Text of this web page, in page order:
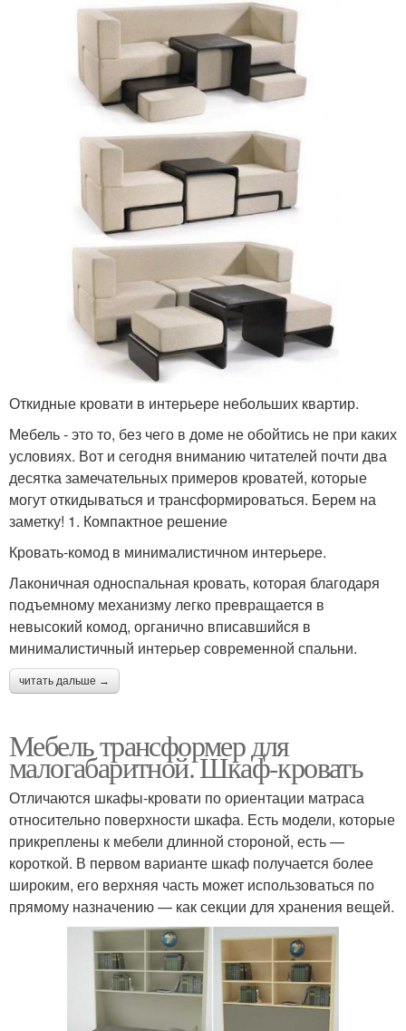
Откидные кровати в интерьере небольших квартир.
Мебель - это то, без чего в доме не обойтись не при каких
условиях. Вот и сегодня вниманию читателей почти два
десятка замечательных примеров кроватей, которые
могут откидываться и трансформироваться. Берем на
заметку! 1. Компактное решение
Кровать-комод в минималистичном интерьере.
Лаконичная односпальная кровать, которая благодаря
подъемному механизму легко превращается в
невысокий комод, органично вписавшийся в
минималистичный интерьер современной спальни.
читать дальше →
Мебель трансформер для
малогабаритной. Шкаф-кровать
Отличаются шкафы-кровати по ориентации матраса
относительно поверхности шкафа. Есть модели, которые
прикреплены к мебели длинной стороной, есть —
короткой. В первом варианте шкаф получается более
широким, его верхняя часть может использоваться по
прямому назначению — как секции для хранения вещей.